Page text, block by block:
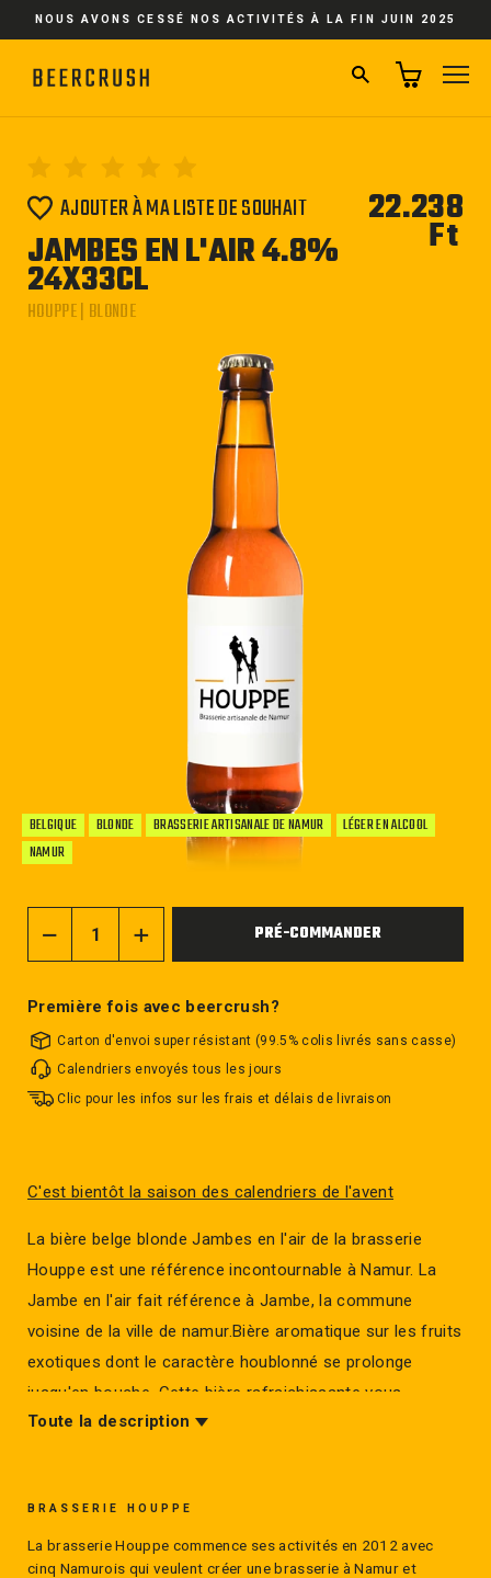
PasserNOUS AVONS CESSÉ NOS ACTIVITÉS À LA FIN JUIN 2025
RECHERCHER
AJOUTER À MA LISTE DE SOUHAIT
JAMBES EN L'AIR 4.8%
24X33CL
HOUPPE | BLONDE
BELGIQUE BLONDE BRASSERIE ARTISANALE DE NAMUR
LÉGER EN ALCOOL
NAMUR
22.238
Ft
PRÉ-COMMANDER
Première fois avec beercrush?
Carton d'envoi super résistant (99.5% colis livrés sans casse)
Calendriers envoyés tous les jours
Clic pour les infos sur les frais et délais de livraison
C'est bientôt la saison des calendriers de l'avent
La bière belge blonde Jambes en l'air de la brasserie
Houppe est une référence incontournable à Namur. La
Jambe en l'air fait référence à Jambe, la commune
voisine de la ville de namur.Bière aromatique sur les fruits
exotiques dont le caractère houblonné se prolonge
jusqu'en bouche. Cette bière rafraichissante vous
procurera de grands moments de plaisir.
Toute la description
BRASSERIE HOUPPE
La brasserie Houppe commence ses activités en 2012 avec
cinq Namurois qui veulent créer une brasserie à Namur et